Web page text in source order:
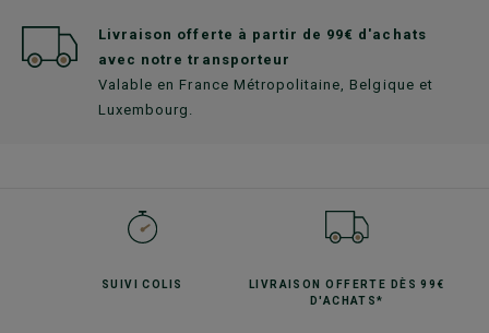
Livraison offerte à partir de 99€ d'achats
avec notre transporteur
Valable en France Métropolitaine, Belgique et
Luxembourg.
SUIVICOLIS LIVRAISON OFFERTE
DÈS 99€
D'ACHATS*